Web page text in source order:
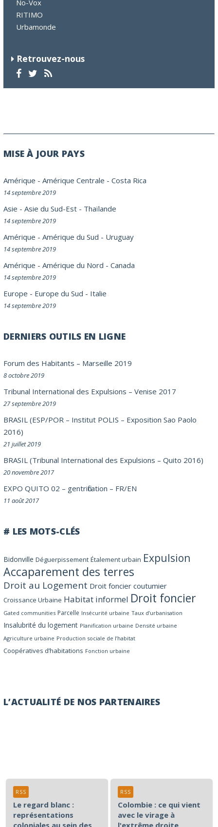
No-Vox
RITIMO
Urbamonde
Retrouvez-nous
MISE À JOUR PAYS
Amérique - Amérique Centrale - Costa Rica
14 septembre 2019
Asie - Asie du Sud-Est - Thaïlande
14 septembre 2019
Amérique - Amérique du Sud - Uruguay
14 septembre 2019
Amérique - Amérique du Nord - Canada
14 septembre 2019
Europe - Europe du Sud - Italie
14 septembre 2019
DERNIERS OUTILS EN LIGNE
Forum des Habitants – Marseille 2019
8 octobre 2019
Tribunal International des Expulsions – Venise 2017
27 septembre 2019
BRASIL (ESP/POR – Institut POLIS – Exposition Sao Paolo
2016)
21 juillet 2019
BRASIL (Tribunal International des Expulsions – Quito 2016)
20 novembre 2017
EXPO QUITO 02 – gentrification – FR/EN
11 août 2017
# LES MOTS-CLÉS
Bidonville Déguerpissement Étalement urbain Expulsion
Accaparement des terres
Droit au Logement Droit foncier coutumier
Croissance Urbaine Habitat informel Droit foncier
Gated communities Parcelle Insécurité urbaine Taux d’urbanisation
Insalubrité du logement Planification urbaine Densité urbaine
Agriculture urbaine Production sociale de l’habitat
Coopératives d’habitations Fonction urbaine
L’ACTUALITÉ DE NOS PARTENAIRES
Le regard blanc :
représentations
RSS
Colombie : ce qui vient
avec le virage à
RSS